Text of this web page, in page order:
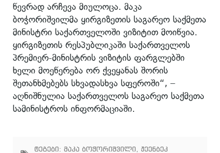
წევრად არჩევა მიულოცა. მაკა
ბოჭორიშვილმა ყირგიზეთის საგარეო საქმეთა
მინისტრი საქართველოში ვიზიტით მოიწვია.
ყირგიზეთის რესპუბლიკაში საქართველოს
პრემიერ-მინისტრის ვიზიტის ფარგლებში
ხელი მოეწერება ორ ქვეყანას შორის
შეთანხმებებს სხვადასხვა სფეროში“, –
აღნიშნულია საქართველოს საგარეო საქმეთა
სამინისტროს ინფორმაციაში.
ტეგები: მაკა ბოჭორიშვილი
ჟეენბეკ